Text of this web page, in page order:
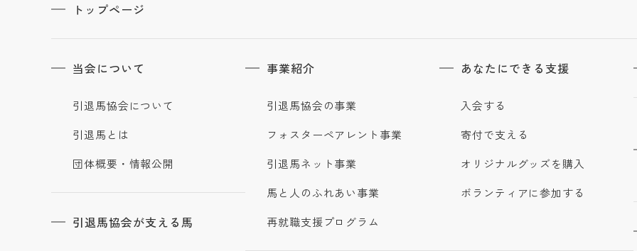
トップページ
当会について
引退馬協会について
引退馬とは
団体概要・情報公開
引退馬協会が支える馬
事業紹介
引退馬協会の事業
フォスターペアレント事業
引退馬ネット事業
馬と人のふれあい事業
再就職支援プログラム
あなたにできる支援
入会する
寄付で支える
オリジナルグッズを購入
ボランティアに参加する